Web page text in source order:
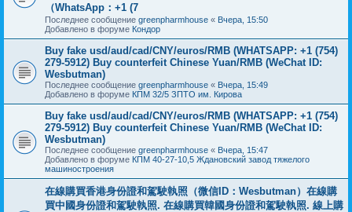
（WhatsApp：+1 (7
Последнее сообщение greenpharmhouse « Вчера, 15:50
Добавлено в форуме Кондор
Buy fake usd/aud/cad/CNY/euros/RMB (WHATSAPP: +1 (754)
279-5912) Buy counterfeit Chinese Yuan/RMB (WeChat ID:
Wesbutman)
Последнее сообщение greenpharmhouse « Вчера, 15:49
Добавлено в форуме КПМ 32/5 ЗПТО им. Кирова
Buy fake usd/aud/cad/CNY/euros/RMB (WHATSAPP: +1 (754)
279-5912) Buy counterfeit Chinese Yuan/RMB (WeChat ID:
Wesbutman)
Последнее сообщение greenpharmhouse « Вчера, 15:47
Добавлено в форуме КПМ 40-27-10,5 Ждановский завод тяжелого
машиностроения
在線購買香港身份證和駕駛執照（微信ID：Wesbutman）在線購
買中國身份證和駕駛執照. 在線購買韓國身份證和駕駛執照. 線上購